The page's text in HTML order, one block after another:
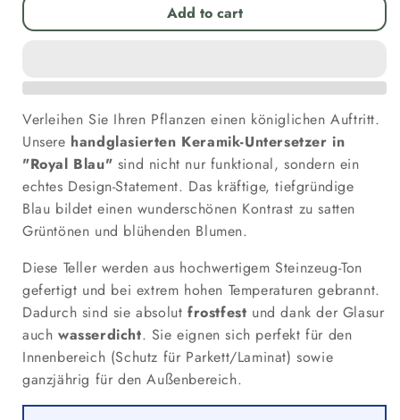
Keramik
Blau&quot;
Glasiert
–
Frostfest
&amp;
Wasserdicht
–
Handarbeit
Keramik
Blau&quot;
Glasiert
–
Frostfest
Wasserdicht
–
Handarbeit
Add to cart
Verleihen Sie Ihren Pflanzen einen königlichen Auftritt.
Unsere handglasierten Keramik-Untersetzer in
"Royal Blau" sind nicht nur funktional, sondern ein
echtes Design-Statement. Das kräftige, tiefgründige
Blau bildet einen wunderschönen Kontrast zu satten
Grüntönen und blühenden Blumen.
Diese Teller werden aus hochwertigem Steinzeug-Ton
gefertigt und bei extrem hohen Temperaturen gebrannt.
Dadurch sind sie absolutfrostfest und dank der Glasur
auch wasserdicht. Sie eignen sich perfekt für den
Innenbereich (Schutz für Parkett/Laminat) sowie
ganzjährig für den Außenbereich.